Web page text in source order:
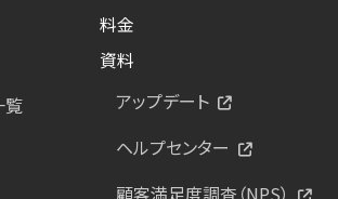
料金
覧
資料
アップデート
ヘルプセンター
顧客満足度調査（NPS）